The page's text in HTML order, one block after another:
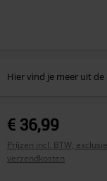
Hier vind je meer uit
€ 36,99
Prijzen incl. BTW,
verzendkosten